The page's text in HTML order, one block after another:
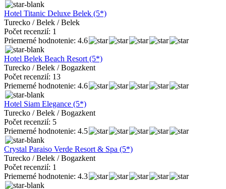
Hotel Titanic Deluxe Belek (5*)
Turecko / Belek / Belek
Počet recenzií: 1
Priemerné hodnotenie: 4.6
Hotel Belek Beach Resort (5*)
Turecko / Belek / Bogazkent
Počet recenzií: 13
Priemerné hodnotenie: 4.6
Hotel Siam Elegance (5*)
Turecko / Belek / Bogazkent
Počet recenzií: 5
Priemerné hodnotenie: 4.5
Crystal Paraiso Verde Resort & Spa (5*)
Turecko / Belek / Bogazkent
Počet recenzií: 1
Priemerné hodnotenie: 4.3